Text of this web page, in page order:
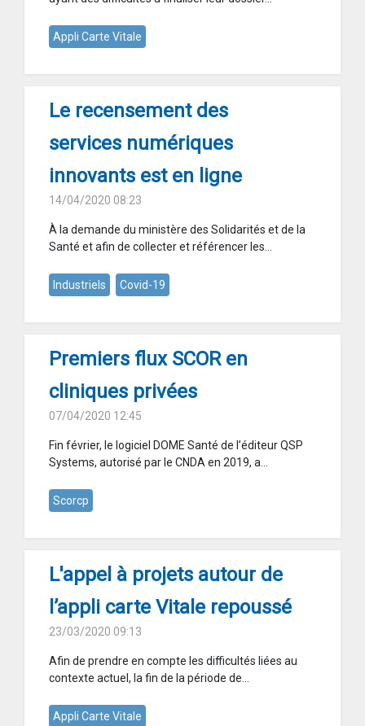
Appli Carte Vitale
Le recensement des
services numériques
innovants est en ligne
14/04/2020 08:23
À la demande du ministère des Solidarités et de la
Santé et afin de collecter et référencer les...
Industriels Covid-19
Premiers flux SCOR en
cliniques privées
07/04/2020 12:45
Fin février, le logiciel DOME Santé de l’éditeur QSP
Systems, autorisé par le CNDA en 2019, a...
Scorcp
L'appel à projets autour de
l’appli carte Vitale repoussé
23/03/2020 09:13
Afin de prendre en compte les difficultés liées au
contexte actuel, la fin de la période de...
Appli Carte Vitale